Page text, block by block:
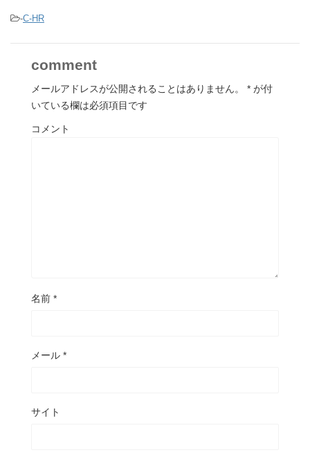
-C-HR
comment
メールアドレスが公開されることはありません。 * が付
いている欄は必須項目です
コメント
名前 *
メール *
サイト